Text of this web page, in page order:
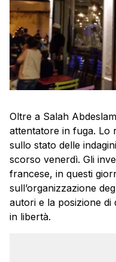
Oltre a Salah
attentatore in fuga. Lo
sullo stato delle
scorso venerdì. Gli
francese, in questi
sull’organizzazione
autori e la posizione
in libertà.